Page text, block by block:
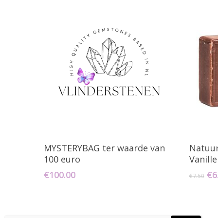
Toevoegen Aan Winkelwagen
MYSTERYBAG ter waarde van
100 euro
€100.00
Vanille
€7.50 €